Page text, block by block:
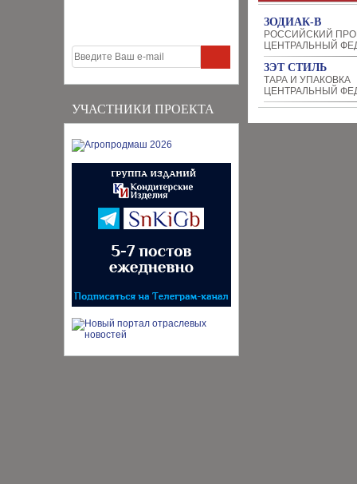
УЧАСТНИКИ ПРОЕКТА
ЗОДИАК-В
РОССИЙСКИЙ
ЦЕНТРАЛЬНЫЙ
ЗЭТ СТИЛЬ
ТАРА И УПАКОВКА
ЦЕНТРАЛЬНЫЙ